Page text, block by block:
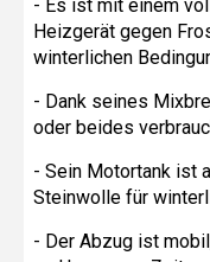
- Es ist mit einem
Heizgerät gegen
winterlichen
- Dank seines
oder beides
- Sein Motortank ist
Steinwolle für
- Der Abzug ist